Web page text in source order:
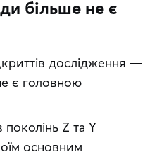
більше не є
дослідження —
є головною
Z та Y
основним